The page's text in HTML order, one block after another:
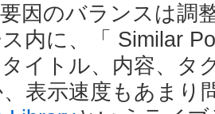
因のバランスは調
内に、「 Similar
イトル、内容、タ
表示速度もあまり